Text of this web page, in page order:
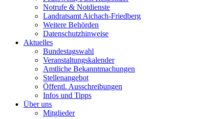
Notrufe & Notdienste
Landratsamt Aichach-Friedberg
Weitere Behörden
Datenschutzhinweise
Aktuelles
Bundestagswahl
Veranstaltungskalender
Amtliche Bekanntmachungen
Stellenangebot
Öffentl. Ausschreibungen
Infos und Tipps
Über uns
Mitglieder